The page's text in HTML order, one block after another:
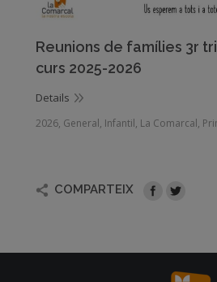
Reunions de famílies 3r
curs 2025-2026
Details
2026, General, Infantil, La Comarcal,
COMPARTEIX